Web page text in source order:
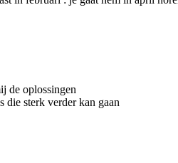
de oplossingen
die sterk verder kan gaan